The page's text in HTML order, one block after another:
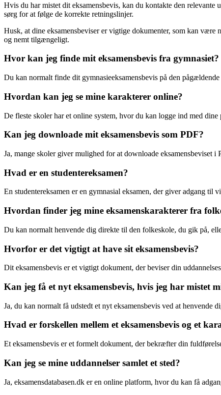
Hvis du har mistet dit eksamensbevis, kan du kontakte den
sørg for at følge de korrekte retningslinjer.
Husk, at dine eksamensbeviser er vigtige dokumenter, som kan
og nemt tilgængeligt.
Hvor kan jeg finde mit eksamensbevis fra gymnasiet?
Du kan normalt finde dit gymnasieeksamensbevis på den
Hvordan kan jeg se mine karakterer online?
De fleste skoler har et online system, hvor du kan logge ind med
Kan jeg downloade mit eksamensbevis som PDF?
Ja, mange skoler giver mulighed for at downloade eksamensbeviset i
Hvad er en studentereksamen?
En studentereksamen er en gymnasial eksamen, der giver adgang til
Hvordan finder jeg mine eksamenskarakterer fra
Du kan normalt henvende dig direkte til den folkeskole, du gik på,
Hvorfor er det vigtigt at have sit eksamensbevis?
Dit eksamensbevis er et vigtigt dokument, der beviser din
Kan jeg få et nyt eksamensbevis, hvis jeg har mistet
Ja, du kan normalt få udstedt et nyt eksamensbevis ved at henvende
Hvad er forskellen mellem et eksamensbevis og et
Et eksamensbevis er et formelt dokument, der bekræfter din
Kan jeg se mine uddannelser samlet et sted?
Ja, eksamensdatabasen.dk er en online platform, hvor du kan få